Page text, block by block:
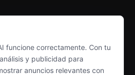
funcione correctamente. Con tu
y publicidad para
anuncios relevantes con